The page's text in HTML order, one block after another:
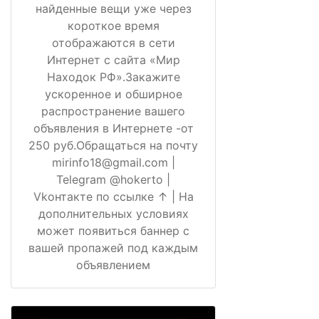
найденные вещи уже через
короткое время
отображаются в сети
Интернет с сайта «Мир
Находок РФ».Закажите
ускоренное и обширное
распространение вашего
объявления в Интернете -от
250 руб.Обращаться на почту
mirinfo18@gmail.com |
Telegram @hokerto |
Vkонтакте по ссылке ↑ | На
дополнительных условиях
может появиться баннер с
вашей пропажей под каждым
объявлением